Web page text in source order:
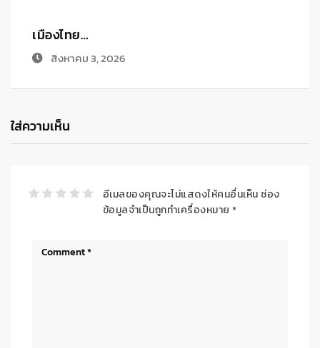
เมืองไทย…
กรกฎาคม 24, 2026
ใส่ความเห็น
อีเมลของคุณจะไม่แสดงให้คนอื่นเห็น ช่อง
ข้อมูลจำเป็นถูกทำเครื่องหมาย *